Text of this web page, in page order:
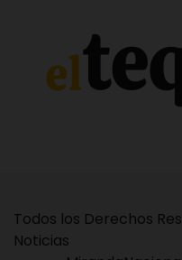
Todos los Derechos
Noticias